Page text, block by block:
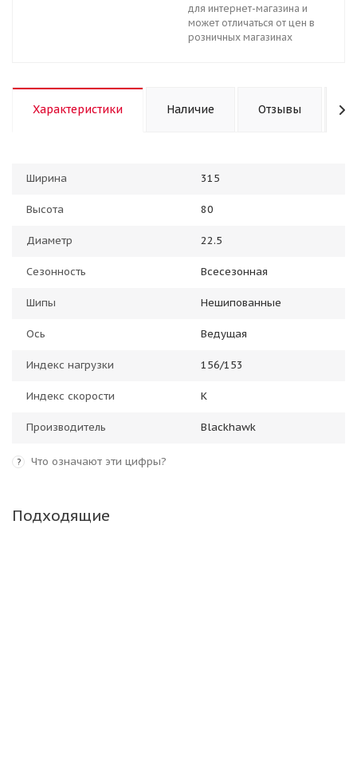
для интернет-магазина и
может отличаться от цен в
розничных магазинах
Характеристики Наличие Отзывы
Ширина 315
Высота 80
Диаметр 22.5
Сезонность Всесезонная
Шипы Нешипованные
Ось Ведущая
Индекс нагрузки 156/153
Индекс скорости K
Производитель Blackhawk
? Что означают эти цифры?
Подходящие